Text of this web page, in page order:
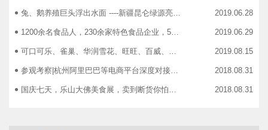
兔、鹅养殖巨头浮出水面 ----新疆昆仑绿源亮相成都餐饮供应链展 引领绿色食材新高度 2019.06.28
1200余名食品人，230余家特色食品企业，50余家新零售平台齐聚成都“搞事情”！ 2019.06.29
可口可乐、雀巢、华润雪花、旺旺、百威、青岛啤酒，销售过亿的经销商等齐聚上海，只为2019中国快消品大会！ 2019.08.15
参观考察|杭州阿里巴巴等电商平台深度对接，仅剩3个名额！ 2018.08.31
国庆七天，乐山大佛美食展，卖到断货你怕了吗？ 2018.08.31